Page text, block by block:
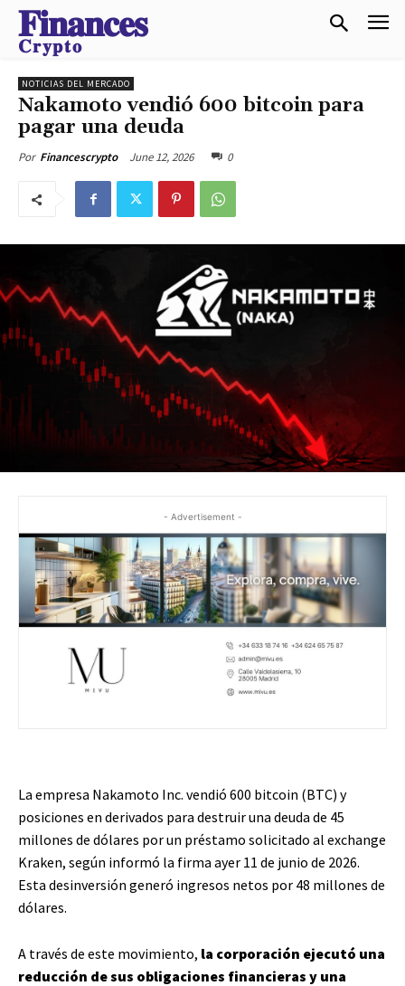
𝐅𝐢𝐧𝐚𝐧𝐜𝐞𝐬
𝐂𝐫𝐲𝐩𝐭𝐨
NOTICIAS DEL MERCADO
Nakamoto vendió 600 bitcoin para
pagar una deuda
Por Financescrypto June 12, 2026 0
- Advertisement -
La empresa Nakamoto Inc. vendió 600 bitcoin (BTC) y
posiciones en derivados para destruir una deuda de 45
millones de dólares por un préstamo solicitado al exchange
Kraken, según informó la firma ayer 11 de junio de 2026.
Esta desinversión generó ingresos netos por 48 millones de
dólares.
A través de este movimiento, la corporación ejecutó una
reducción de sus obligaciones financieras y una